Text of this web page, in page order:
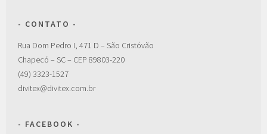
CONTATO
Rua Dom Pedro I, 471 D – São Cristóvão
Chapecó – SC – CEP 89803-220
(49) 3323-1527
divitex@divitex.com.br
FACEBOOK